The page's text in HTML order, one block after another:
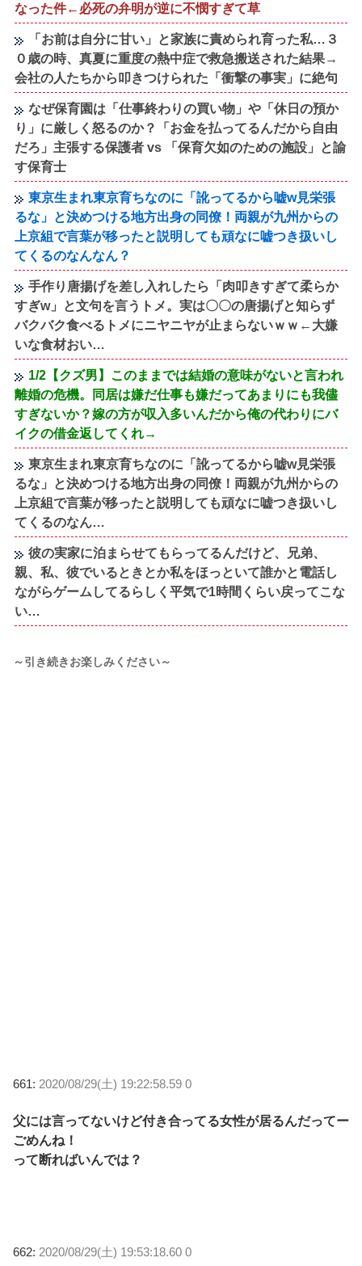
なった件←必死の弁明が逆に不憫すぎて草
「お前は自分に甘い」と家族に責められ育った私…３
０歳の時、真夏に重度の熱中症で救急搬送された結果→
会社の人たちから叩きつけられた「衝撃の事実」に絶句
なぜ保育園は「仕事終わりの買い物」や「休日の預か
り」に厳しく怒るのか？「お金を払ってるんだから自由
だろ」主張する保護者 vs 「保育欠如のための施設」と諭
す保育士
東京生まれ東京育ちなのに「訛ってるから嘘w見栄張
るな」と決めつける地方出身の同僚！両親が九州からの
上京組で言葉が移ったと説明しても頑なに嘘つき扱いし
てくるのなんなん？
手作り唐揚げを差し入れしたら「肉叩きすぎて柔らか
すぎw」と文句を言うトメ。実は〇〇の唐揚げと知らず
バクバク食べるトメにニヤニヤが止まらないｗｗ←大嫌
いな食材おい…
1/2【クズ男】このままでは結婚の意味がないと言われ
離婚の危機。同居は嫌だ仕事も嫌だってあまりにも我儘
すぎないか？嫁の方が収入多いんだから俺の代わりにバ
イクの借金返してくれ→
東京生まれ東京育ちなのに「訛ってるから嘘w見栄張
るな」と決めつける地方出身の同僚！両親が九州からの
上京組で言葉が移ったと説明しても頑なに嘘つき扱いし
てくるのなん…
彼の実家に泊まらせてもらってるんだけど、兄弟、
親、私、彼でいるときとか私をほっといて誰かと電話し
ながらゲームしてるらしく平気で1時間くらい戻ってこな
い…
～引き続きお楽しみください～
661: 2020/08/29(土) 19:22:58.59 0
父には言ってないけど付き合ってる女性が居るんだってー
ごめんね！
って断ればいんでは？
662: 2020/08/29(土) 19:53:18.60 0